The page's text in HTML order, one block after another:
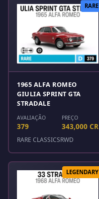
RARE
1965 ALFA ROMEO
GIULIA SPRINT GTA
STRADALE
AVALIAÇÃO
379
PREÇO
343,000 CR
RARE CLASSICSRWD
LEGENDARY